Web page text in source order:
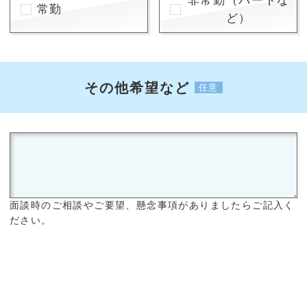
常勤
ど）
その他希望など 任意
面談時のご相談やご要望、懸念事項がありましたらご記入く
ださい。